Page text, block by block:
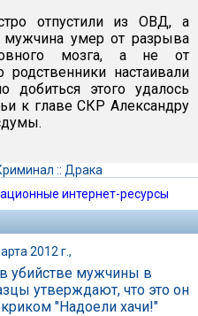
отпустили из ОВД, а
мужчина умер от разрыва
мозга, а не от
настаивали
добиться этого удалось
к главе СКР Александру
:: Драка
интернет-ресурсы
2012 г.,
убийстве мужчины в
утверждают, что это он
криком "Надоели хачи!"